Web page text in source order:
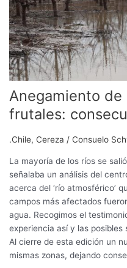
Anegamiento
frutales:
.Chile, Cereza / Consuelo
La mayoría de los ríos se
señalaba un análisis del
acerca del ‘río atmosférico’
campos más afectados
agua. Recogimos el
experiencia así y las
Al cierre de esta edición un
mismas zonas, dejando
remediación